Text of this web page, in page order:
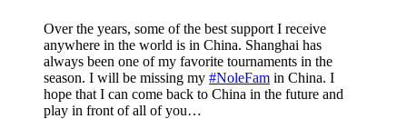
Over the years, some of the best support I receive
anywhere in the world is in China. Shanghai has
always been one of my favorite tournaments in the
season. I will be missing my #NoleFam in China. I
hope that I can come back to China in the future and
play in front of all of you…